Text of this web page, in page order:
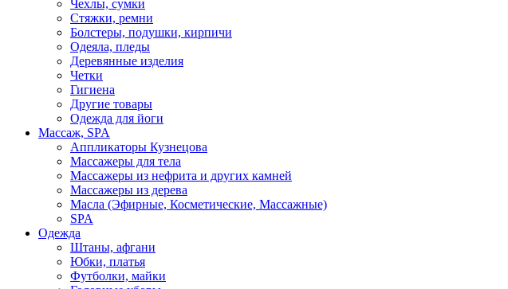
Чехлы, сумки
Стяжки, ремни
Болстеры, подушки, кирпичи
Одеяла, пледы
Деревянные изделия
Четки
Гигиена
Другие товары
Одежда для йоги
Массаж, SPA
Аппликаторы Кузнецова
Массажеры для тела
Массажеры из нефрита и других камней
Массажеры из дерева
Масла (Эфирные, Косметические, Массажные)
SPA
Одежда
Штаны, афгани
Юбки, платья
Футболки, майки